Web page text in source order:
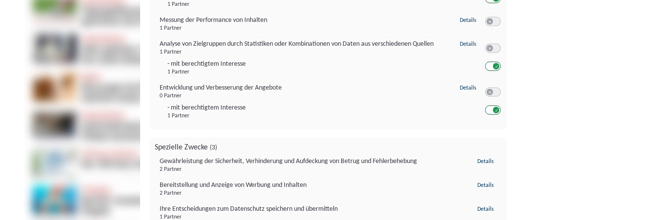
1 Partner
Messung der Performance von Inhalten
1 Partner
Details zu Messung der Performance von Inhalten
Analyse von Zielgruppen durch Statistiken oder Kombinationen von Daten aus verschiedenen Quellen
1 Partner
- mit berechtigtem Interesse
1 Partner
Details zu Analyse von Zielgruppen durch Statistiken oder Kombinationen von
Entwicklung und Verbesserung der Angebote
0 Partner
- mit berechtigtem Interesse
1 Partner
Details zu Entwicklung und Verbesserung der Angebote
Spezielle Zwecke (3)
Gewährleistung der Sicherheit, Verhinderung und Aufdeckung von Betrug und Fehlerbehebung
2 Partner
Details
Bereitstellung und Anzeige von Werbung und Inhalten
2 Partner
Details
Ihre Entscheidungen zum Datenschutz speichern und übermitteln
1 Partner
Details